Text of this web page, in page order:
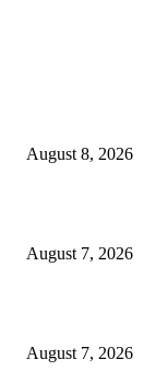
August 8, 2026
August 7, 2026
August 7, 2026